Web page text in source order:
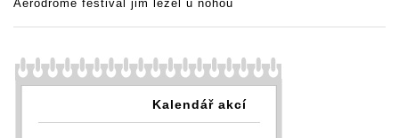
Aerodrome festival jim ležel u nohou
Kalendář akcí